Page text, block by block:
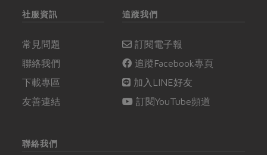
社服資訊
常見問題
聯絡我們
下載專區
友善連結
追蹤我們
訂閱電子報
追蹤Facebook專頁
加入LINE好友
訂閱YouTube頻道
聯絡我們